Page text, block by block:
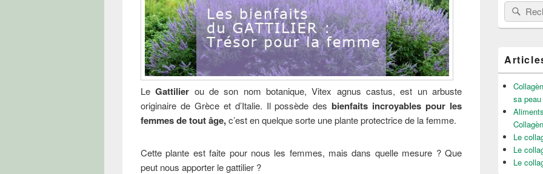
LeGattilier ou de son nom botanique, Vitex agnus castus, est un arbuste
originaire de Grèce et d’Italie. Il possède desbienfaits incroyables pour les
femmes de tout âge,c’est en quelque sorte une plante protectrice de la femme.
Cette plante est faite pour nous les femmes, mais dans quelle mesure ? Que
peut nous apporter le gattilier ?
Rechercher :
sa peau
Le
Le
Le